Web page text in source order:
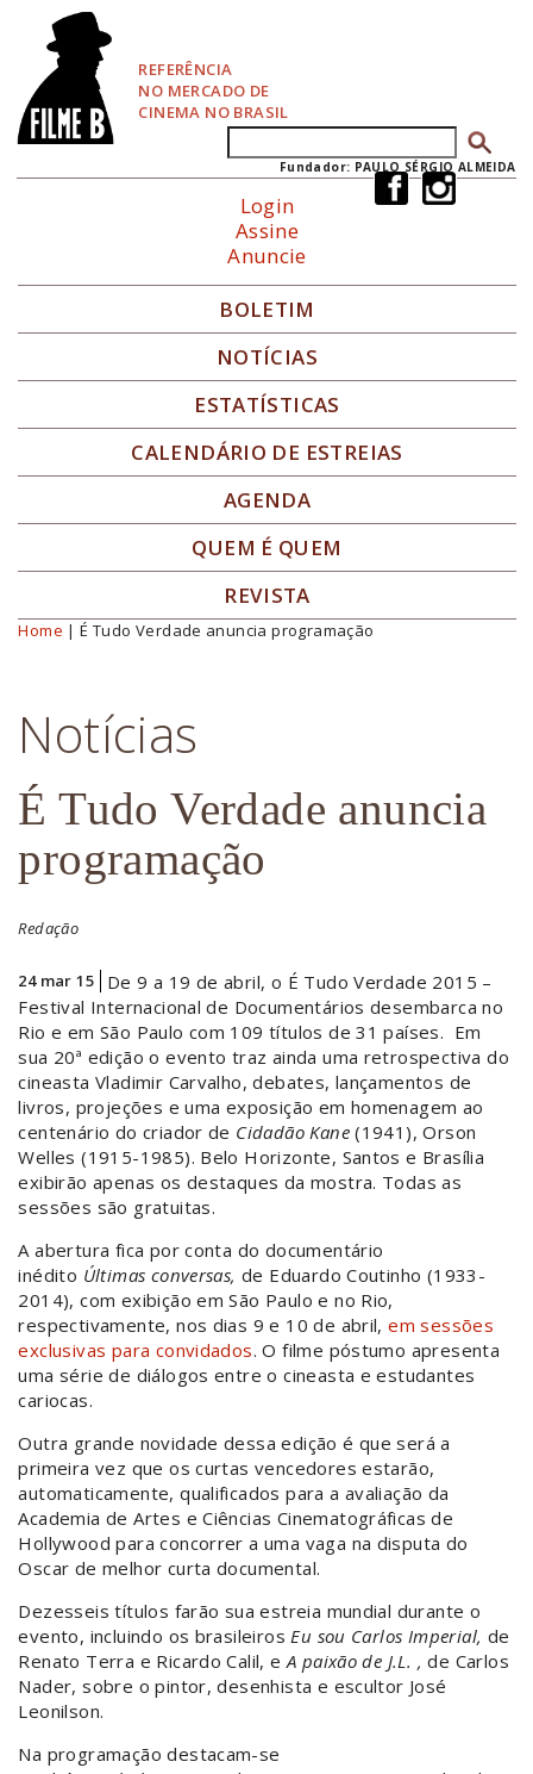
REFERÊNCIA
NO MERCADO DE
CINEMA NO BRASIL
Formulário de busca
Fundador: PAULO SÉRGIO ALMEIDA
Login
Assine
Anuncie
BOLETIM
NOTÍCIAS
ESTATÍSTICAS
CALENDÁRIO DE ESTREIAS
AGENDA
QUEM É QUEM
REVISTA
Você está aqui
Home | É Tudo Verdade anuncia programação
Notícias
É Tudo Verdade anuncia
programação
Redação
24 mar 15 De 9 a 19 de abril, o É Tudo Verdade 2015 –
Festival Internacional de Documentários desembarca no
Rio e em São Paulo com 109 títulos de 31 países. Em
sua 20ª ediçãoo evento traz ainda uma retrospectiva do
cineasta Vladimir Carvalho, debates, lançamentos de
livros, projeções e uma exposição em homenagem ao
centenário do criador de Cidadão Kane(1941), Orson
Welles (1915-1985). Belo Horizonte, Santos e Brasília
exibirão apenas os destaques da mostra. Todas as
sessões são gratuitas.
A abertura fica por conta do documentário
inédito Últimas conversas, de Eduardo Coutinho (1933-
2014), com exibiçãoem São Paulo e no Rio,
respectivamente,nos dias 9 e 10 de abril,em sessões
exclusivas para convidados.O filme póstumo apresenta
uma série de diálogos entre o cineasta e estudantes
cariocas.
Outra grande novidade dessa edição é que será a
primeira vez que os curtas vencedores estarão,
automaticamente, qualificados para a avaliação da
Academia de Artes e Ciências Cinematográficas de
Hollywood para concorrer a uma vaga na disputa do
Oscar de melhor curta documental.
Dezesseis títulos farão sua estreia mundial durante o
evento, incluindo os brasileirosEu sou Carlos Imperial, de
Renato Terra e Ricardo Calil, eA paixão de J.L. , de Carlos
Nader, sobre o pintor, desenhista e escultor José
Leonilson.
Na programação destacam-se